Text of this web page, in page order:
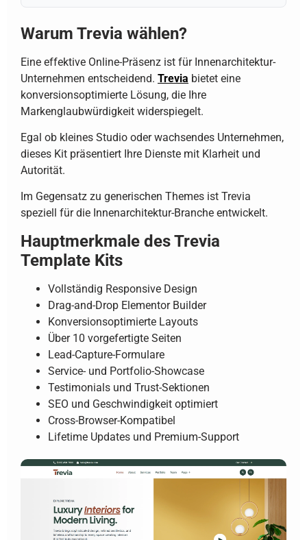
Warum Trevia wählen?
Eine effektive Online-Präsenz ist für Innenarchitektur-
Unternehmen entscheidend. Trevia bietet eine
konversionsoptimierte Lösung, die Ihre
Markenglaubwürdigkeit widerspiegelt.
Egal ob kleines Studio oder wachsendes Unternehmen,
dieses Kit präsentiert Ihre Dienste mit Klarheit und
Autorität.
Im Gegensatz zu generischen Themes ist Trevia
speziell für die Innenarchitektur-Branche entwickelt.
Hauptmerkmale des Trevia
Template Kits
Vollständig Responsive Design
Drag-and-Drop Elementor Builder
Konversionsoptimierte Layouts
Über 10 vorgefertigte Seiten
Lead-Capture-Formulare
Service- und Portfolio-Showcase
Testimonials und Trust-Sektionen
SEO und Geschwindigkeit optimiert
Cross-Browser-Kompatibel
Lifetime Updates und Premium-Support